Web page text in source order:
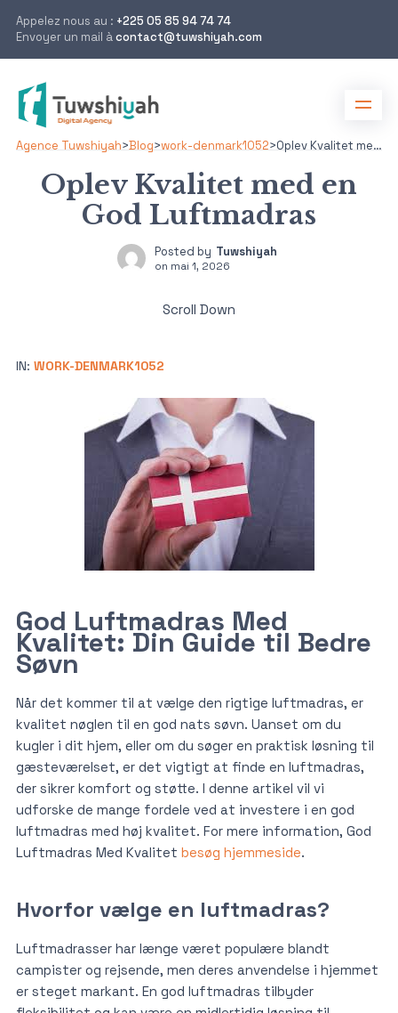
Appelez nous au : +225 05 85 94 74 74
Envoyer un mail àcontact@tuwshiyah.com
Agence Tuwshiyah>Blog>work-denmark1052> Oplev Kvalitet med en God Luftmadras
Oplev Kvalitet med en
God Luftmadras
Posted by Tuwshiyah
on mai 1, 2026
Scroll Down
IN: WORK-DENMARK1052
God Luftmadras Med
Kvalitet: Din Guide til Bedre
Søvn
Når det kommer til at vælge den rigtige luftmadras, er
kvalitet nøglen til en god nats søvn. Uanset om du
kugler i dit hjem, eller om du søger en praktisk løsning til
gæsteværelset, er det vigtigt at finde en luftmadras,
der sikrer komfort og støtte. I denne artikel vil vi
udforske de mange fordele ved at investere i en god
luftmadras med høj kvalitet. For mere information, God
Luftmadras Med Kvalitet besøg hjemmeside.
Hvorfor vælge en luftmadras?
Luftmadrasser har længe været populære blandt
campister og rejsende, men deres anvendelse i hjemmet
er steget markant. En god luftmadras tilbyder